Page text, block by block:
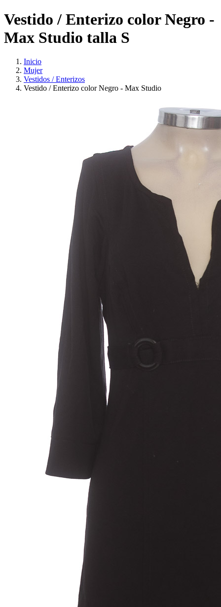
Vestido / Enterizo color Negro -
Max Studio talla S
Inicio
Mujer
Vestidos / Enterizos
Vestido / Enterizo color Negro - Max Studio